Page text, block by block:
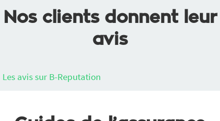
Nos clients donnent leur
avis
Les avis sur B-Reputation